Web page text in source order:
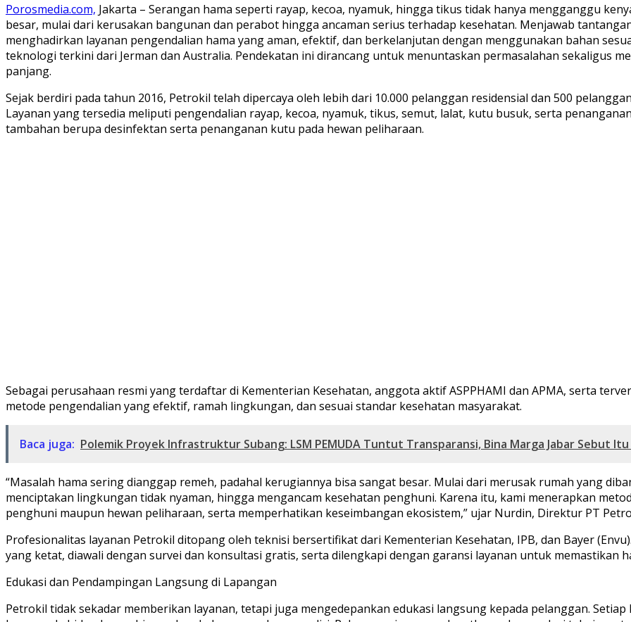
Porosmedia.com, Jakarta – Serangan hama seperti rayap, kecoa, nyamuk, hingga tikus tidak hanya mengganggu
besar, mulai dari kerusakan bangunan dan perabot hingga ancaman serius terhadap kesehatan. Menjawab
menghadirkan layanan pengendalian hama yang aman, efektif, dan berkelanjutan dengan menggunakan bahan
teknologi terkini dari Jerman dan Australia. Pendekatan ini dirancang untuk menuntaskan permasalahan sekaligus
panjang.
Sejak berdiri pada tahun 2016, Petrokil telah dipercaya oleh lebih dari 10.000 pelanggan residensial dan 500
Layanan yang tersedia meliputi pengendalian rayap, kecoa, nyamuk, tikus, semut, lalat, kutu busuk, serta
tambahan berupa desinfektan serta penanganan kutu pada hewan peliharaan.
Sebagai perusahaan resmi yang terdaftar di Kementerian Kesehatan, anggota aktif ASPPHAMI dan APMA, serta
metode pengendalian yang efektif, ramah lingkungan, dan sesuai standar kesehatan masyarakat.
Baca juga: Polemik Proyek Infrastruktur Subang: LSM PEMUDA Tuntut Transparansi, Bina Marga Jabar Sebut Itu
“Masalah hama sering dianggap remeh, padahal kerugiannya bisa sangat besar. Mulai dari merusak rumah yang
menciptakan lingkungan tidak nyaman, hingga mengancam kesehatan penghuni. Karena itu, kami menerapkan
penghuni maupun hewan peliharaan, serta memperhatikan keseimbangan ekosistem,” ujar Nurdin, Direktur PT
Profesionalitas layanan Petrokil ditopang oleh teknisi bersertifikat dari Kementerian Kesehatan, IPB, dan Bayer
yang ketat, diawali dengan survei dan konsultasi gratis, serta dilengkapi dengan garansi layanan untuk memastikan
Edukasi dan Pendampingan Langsung di Lapangan
Petrokil tidak sekadar memberikan layanan, tetapi juga mengedepankan edukasi langsung kepada pelanggan.